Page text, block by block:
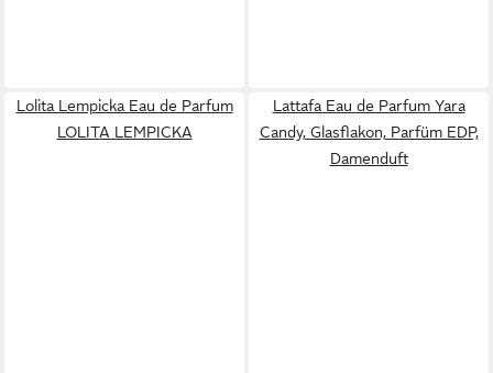
Lolita Lempicka Eau de Parfum
LOLITA LEMPICKA
Lattafa Eau de Parfum Yara
Candy, Glasflakon, Parfüm EDP,
Damenduft